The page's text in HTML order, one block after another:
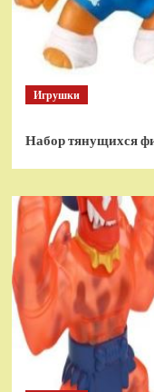
Игрушки
Набор тянущихся